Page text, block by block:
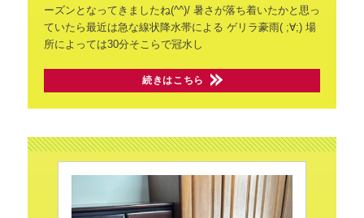
ーズンとなってきましたね(^^)/暑さが落ち着いたかと思っ
ていたら最近は急な線状降水帯による ゲリラ豪雨( ;∀;) 場
所によっては30分そこらで冠水し
続きはこちら